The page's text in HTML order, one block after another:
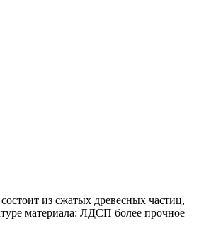
из сжатых древесных частиц,
материала: ЛДСП более прочное